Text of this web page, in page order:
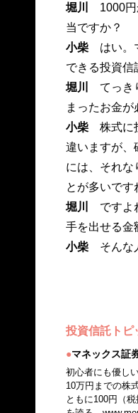
堀川
1000円
当ですか？
小柴はい。
できる投資信
堀川
てっき
まったお金が
小柴株式に
違いますが、
には、それな
とが多いです
堀川
ですよ
手を出せる金
小柴そんな
投資信託トピ
●マネックス証
初心者にも優し
10万円までの株
ともに100円（